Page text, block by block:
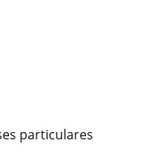
particulares